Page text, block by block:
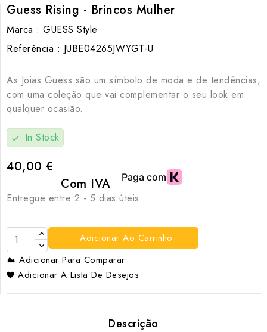
Guess Rising - Brincos Mulher
Marca : GUESS Style
Referência : JUBE04265JWYGT-U
As Joias Guess são um símbolo de moda e de tendências,
com uma coleção que vai complementar o seu look em
qualquer ocasião.
check In Stock
40,00 €
Com IVA
Entregue entre 2 - 5 dias úteis
Adicionar Ao Carrinho
Adicionar Para Comparar
Adicionar A Lista De Desejos
Descrição